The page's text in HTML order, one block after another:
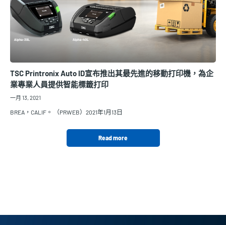
TSC Printronix Auto ID宣布推出其最先進的移動打印機，為企
業專業人員提供智能標籤打印
一月 13, 2021
BREA，CALIF。 （PRWEB）2021年1月13日
Read more